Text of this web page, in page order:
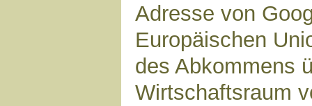
Adresse von
Europäischen
des Abkommens
Wirtschaftsraum